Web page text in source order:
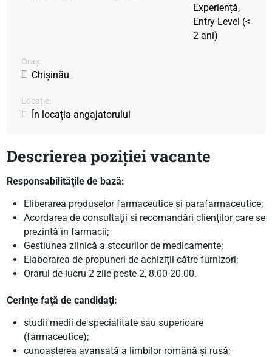
Experiență,
Entry-Level (<
2 ani)
Oraș:
Chișinău
Locație:
În locația angajatorului
Descrierea poziției vacante
Responsabilităţile de bază:
Eliberarea produselor farmaceutice şi parafarmaceutice;
Acordarea de consultaţii si recomandări clienţilor care se
prezintă în farmacii;
Gestiunea zilnică a stocurilor de medicamente;
Elaborarea de propuneri de achiziţii către furnizori;
Orarul de lucru 2 zile peste 2, 8.00-20.00.
Cerinţe faţă de candidaţi:
studii medii de specialitate sau superioare
(farmaceutice);
cunoaşterea avansată a limbilor română şi rusă;